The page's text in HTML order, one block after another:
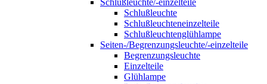
Schlußleuchte/-einzelteile
Schlußleuchte
Schlußleuchteneinzelteile
Schlußleuchtenglühlampe
Seiten-/Begrenzungsleuchte/-einzelteile
Begrenzungsleuchte
Einzelteile
Glühlampe